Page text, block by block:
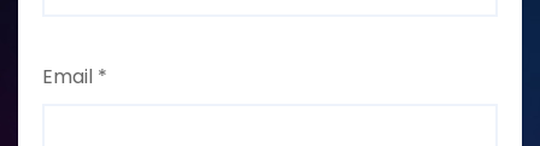
Email *